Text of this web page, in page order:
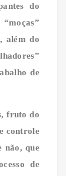
do
além do
de
fruto do
controle
não, que
de